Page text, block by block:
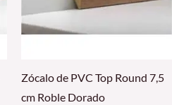
Zócalo de PVC Top Round 7,5
cm Roble Dorado